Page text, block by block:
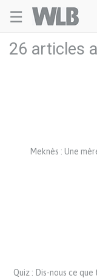
☰
26 articles
Meknès : Une
Quiz : Dis-nous ce